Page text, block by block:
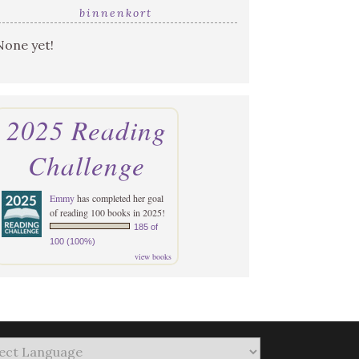
binnenkort
yet!
2025 Reading
Challenge
Emmyhas completed her goal
of reading 100 books in 2025!
185 of
100 (100%)
view books